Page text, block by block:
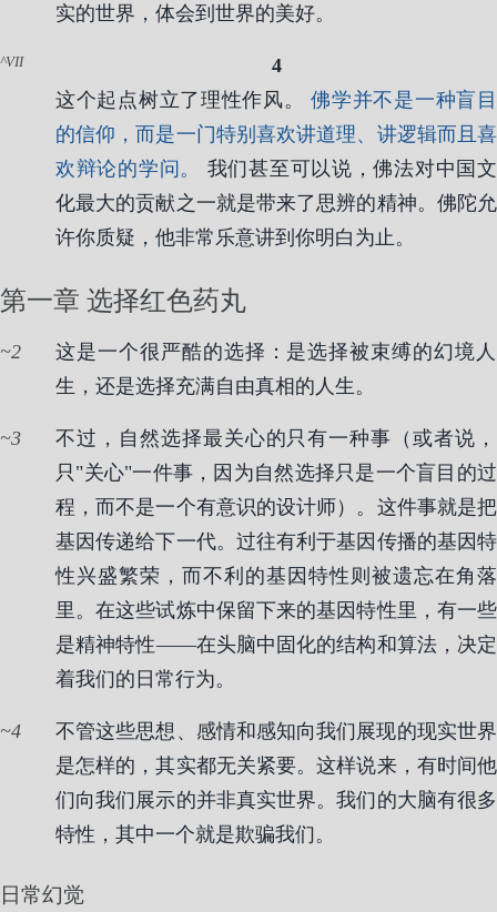
实的世界，体会到世界的美好。
VII
4
这个起点树立了理性作风。佛学并不是一种盲目
的信仰，而是一门特别喜欢讲道理、讲逻辑而且喜
欢辩论的学问。
我们甚至可以说，佛法对中国文
化最大的贡献之一就是带来了思辨的精神。佛陀允
许你质疑，他非常乐意讲到你明白为止。
第一章 选择红色药丸
2
这是一个很严酷的选择：是选择被束缚的幻境人
生，还是选择充满自由真相的人生。
3
不过，自然选择最关心的只有一种事（或者说，
只"关心"一件事，因为自然选择只是一个盲目的过
程，而不是一个有意识的设计师）。这件事就是把
基因传递给下一代。过往有利于基因传播的基因特
性兴盛繁荣，而不利的基因特性则被遗忘在角落
里。在这些试炼中保留下来的基因特性里，有一些
是精神特性——在头脑中固化的结构和算法，决定
着我们的日常行为。
4
不管这些思想、感情和感知向我们展现的现实世界
是怎样的，其实都无关紧要。这样说来，有时间他
们向我们展示的并非真实世界。我们的大脑有很多
特性，其中一个就是欺骗我们。
日常幻觉